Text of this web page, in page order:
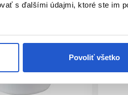
s ďalšími údajmi, ktoré ste im
Povoliť všetko